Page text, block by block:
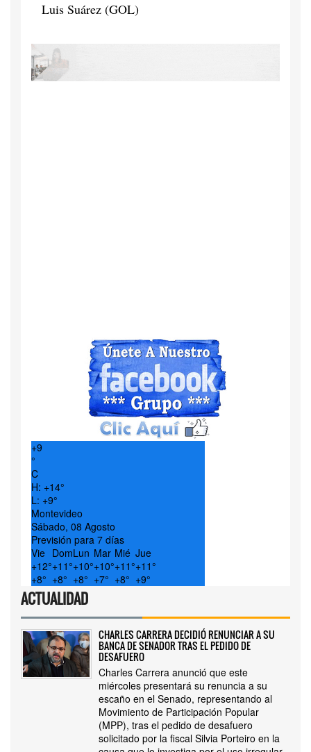
Luis Suárez (GOL)
+9
°
C
H: +14°
L: +9°
Montevideo
Sábado, 08 Agosto
Previsión para 7 días
Vie DomLun Mar Mié Jue
+12°+11°+10°+10°+11°+11°
+8° +8° +8° +7° +8° +9°
ACTUALIDAD
CHARLES CARRERA DECIDIÓ RENUNCIAR A SU
BANCA DE SENADOR TRAS EL PEDIDO DE
DESAFUERO
Charles Carrera anunció que este
miércoles presentará su renuncia a su
escaño en el Senado, representando al
Movimiento de Participación Popular
(MPP), tras el pedido de desafuero
solicitado por la fiscal Silvia Porteiro en la